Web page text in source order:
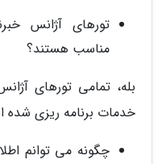
تورهای آژانس
مناسب هستند؟
بله، تمامی تورهای
خدمات برنامه ریزی شده
چگونه می توانم